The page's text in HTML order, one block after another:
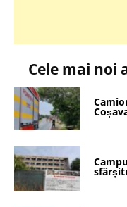
Cele mai noi